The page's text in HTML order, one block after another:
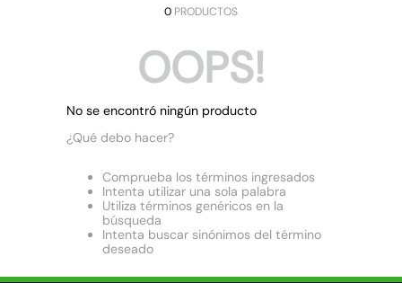
0 PRODUCTOS
OOPS!
No se encontró ningún producto
¿Qué debo hacer?
Comprueba los términos ingresados
Intenta utilizar una sola palabra
Utiliza términos genéricos en la
búsqueda
Intenta buscar sinónimos del término
deseado
6.
matixgo
10. proyector led